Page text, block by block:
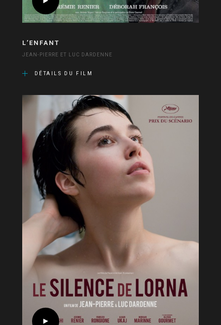
L’ENFANT
JEAN-PIERRE ET LUC DARDENNE
DÉTAILS DU FILM